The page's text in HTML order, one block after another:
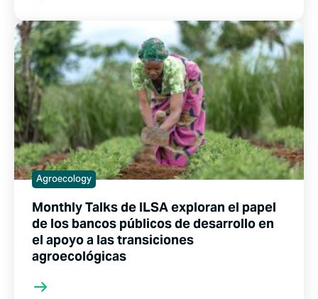
Agroecology
Monthly Talks de ILSA exploran el papel
de los bancos públicos de desarrollo en
el apoyo a las transiciones
agroecológicas